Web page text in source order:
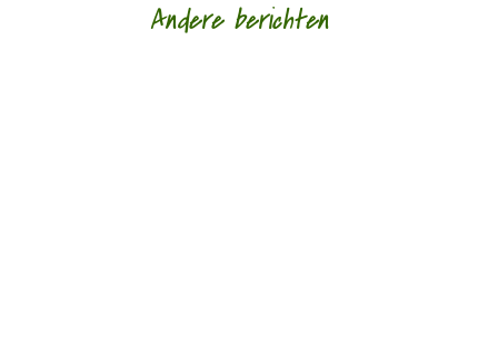
Andere berichten